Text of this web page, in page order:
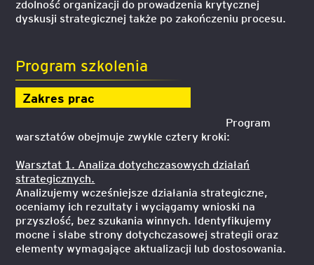
zdolność organizacji do prowadzenia krytycznej
dyskusji strategicznej także po zakończeniu procesu.
Program szkolenia
Zakres prac
Program
warsztatów obejmuje zwykle cztery kroki:
Warsztat 1. Analiza dotychczasowych działań
strategicznych.
Analizujemy wcześniejsze działania strategiczne,
oceniamy ich rezultaty i wyciągamy wnioski na
przyszłość, bez szukania winnych. Identyfikujemy
mocne i słabe strony dotychczasowej strategii oraz
elementy wymagające aktualizacji lub dostosowania.